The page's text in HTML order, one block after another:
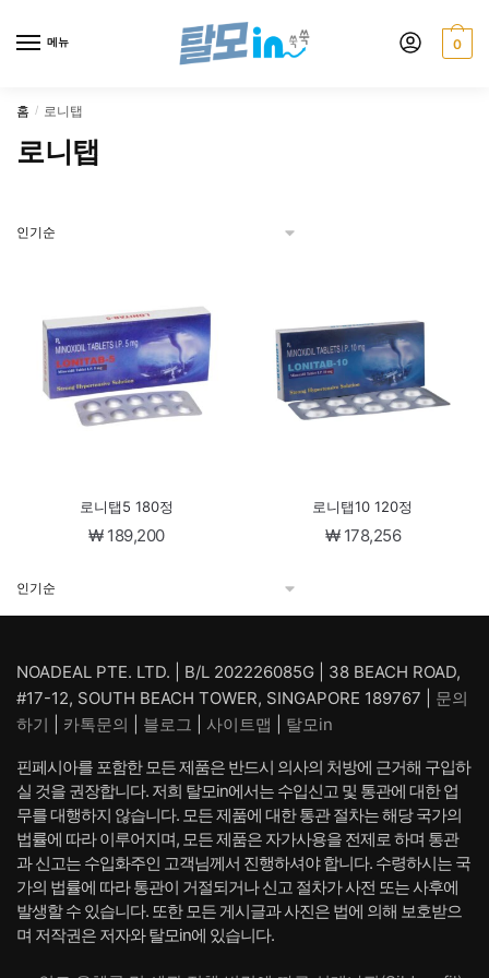
메뉴 0
홈 / 로니탭
로니탭
로니탭5 180정
₩189,200
로니탭10 120정
₩178,256
NOADEAL PTE. LTD. | B/L 202226085G | 38 BEACH ROAD,
#17-12, SOUTH BEACH TOWER, SINGAPORE 189767 | 문의
하기
카톡문의 블로그 사이트맵 탈모in
핀페시아를 포함한 모든 제품은 반드시 의사의 처방에 근거해 구입하
실 것을 권장합니다. 저희 탈모in에서는 수입신고 및 통관에 대한 업
무를 대행하지 않습니다. 모든 제품에 대한 통관 절차는 해당 국가의
법률에 따라 이루어지며, 모든 제품은 자가사용을 전제로 하며 통관
과 신고는 수입화주인 고객님께서 진행하셔야 합니다. 수령하시는 국
가의 법률에 따라 통관이 거절되거나 신고 절차가 사전 또는 사후에
발생할 수 있습니다. 또한 모든 게시글과 사진은 법에 의해 보호받으
며 저작권은 저자와 탈모in에 있습니다.